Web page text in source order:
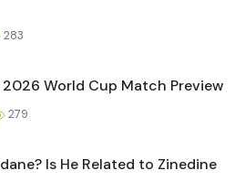
283
2026 World Cup Match Preview
279
Is He Related to Zinedine